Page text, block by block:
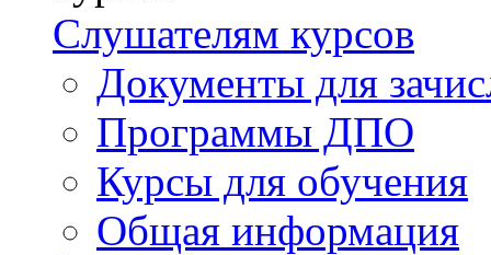
Слушателям курсов
Документы для
Программы ДПО
Курсы для обучения
Общая информация